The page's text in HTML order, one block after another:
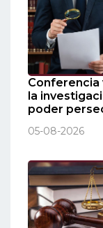
Conferencia
la
poder
05-08-2026